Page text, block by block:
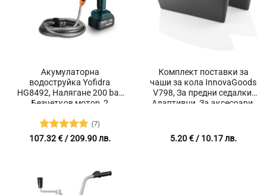
Акумулаторна
водоструйка Yofidra
HG8492, Налягане 200 bar,
Безчетков мотор, 2
Оценено с
(7)
107.32€/ 209.90 лв.
Комплект поставки за
чаши за кола InnovaGoods
V798, За предни седалки,
Адаптивни, За аксесоари,
5.20€/ 10.17 лв.